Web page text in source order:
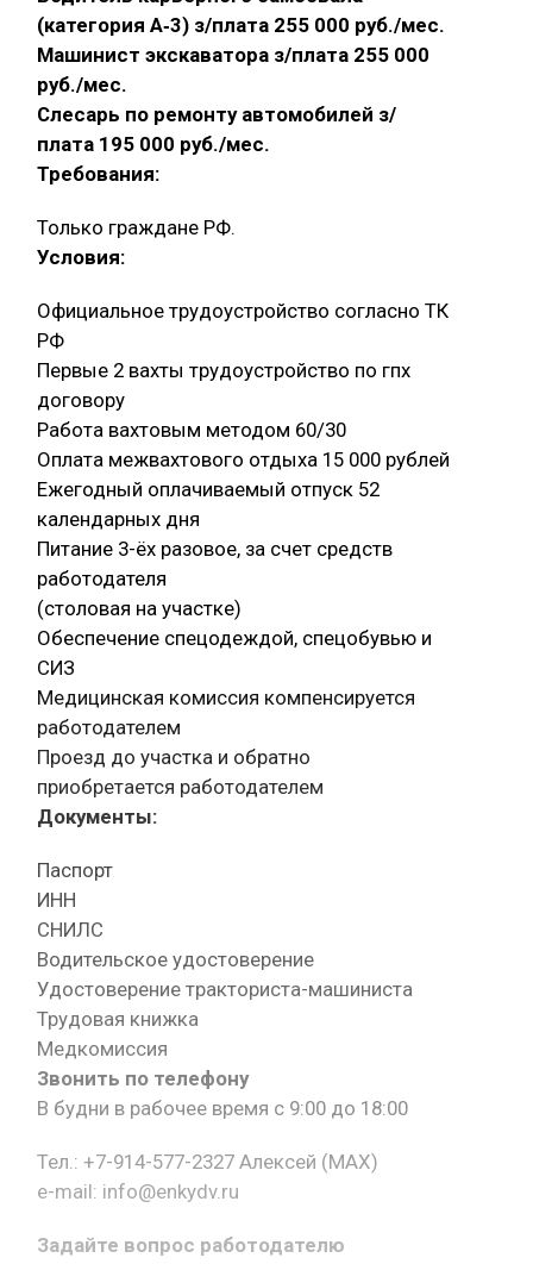
(категория А‑3) з/плата 255 000 руб./мес.
Машинист экскаватора з/плата 255 000
руб./мес.
Слесарь по ремонту автомобилей з/
плата 195 000 руб./мес.
Требования:
Только граждане РФ.
Условия:
Официальное трудоустройство согласно ТК
РФ
Первые 2 вахты трудоустройство по гпх
договору
Работа вахтовым методом 60/30
Оплата межвахтового отдыха 15 000 рублей
Ежегодный оплачиваемый отпуск 52
календарных дня
Питание 3-ёх разовое, за счет средств
работодателя
(столовая на участке)
Обеспечение спецодеждой, спецобувью и
СИЗ
Медицинская комиссия компенсируется
работодателем
Проезд до участка и обратно
приобретается работодателем
Документы:
Паспорт
ИНН
СНИЛС
Водительское удостоверение
Удостоверение тракториста-машиниста
Трудовая книжка
Медкомиссия
Звонить по телефону
В будни в рабочее время с 9:00 до 18:00
Тел.: +7-914-577-2327 Алексей (MAX)
e-mail: info@enkydv.ru
Задайте вопрос работодателю